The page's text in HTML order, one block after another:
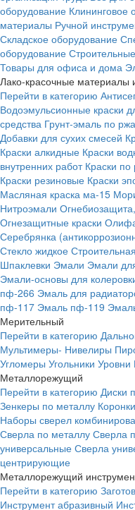
оборудование Клининговое
материалы Ручной
Складское оборудование
оборудование
Товары для офиса и дома
Лако-красочные материалы
Перейти в категорию
Водоэмульсионные краски
средства Грунт-эмаль по
Добавки для сухих смесей
Краски алкидные Краски
внутренних работ Краски по
Краски резиновые Краски
Масляная краска ма-15
Нитроэмали
Огнезащитные краски
Серебрянка
Стекло жидкое
Шпаклевки Эмали Эмали
Эмали-основы для
пф-266 Эмаль для
пф-117 Эмаль пф-119
Мерительный
Перейти в категорию
Мультимеры- Нивелиры
Угломеры Угольники Уровни
Металлорежущий
Перейти в категорию Диски
Зенкеры по металлу
Наборы сверел
Сверла по металлу Сверла
универсальные Сверла
центрирующие
Металлорежущий
Перейти в категорию
Инструмент абразивный